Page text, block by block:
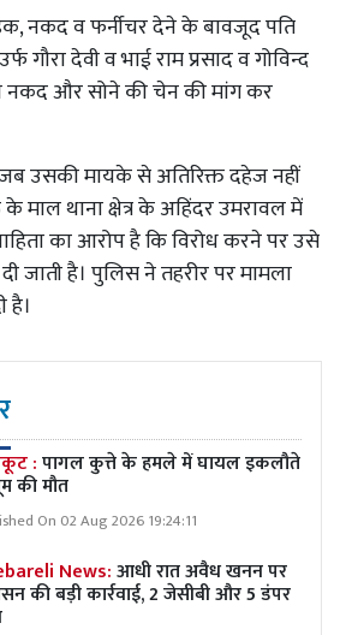
नकद व फर्नीचर देने के बावजूद पति
गौरा देवी व भाई राम प्रसाद व गोविन्द
और सोने की चेन की मांग कर
उसकी मायके से अतिरिक्त दहेज नहीं
माल थाना क्षेत्र के अहिंदर उमरावल में
का आरोप है कि विरोध करने पर उसे
जाती है। पुलिस ने तहरीर पर मामला
है।
:पागल कुत्ते के हमले में घायल इकलौते
की मौत
On 02 Aug 2026 19:24:11
News:आधी रात अवैध खनन पर
की बड़ी कार्रवाई, 2 जेसीबी और 5 डंपर